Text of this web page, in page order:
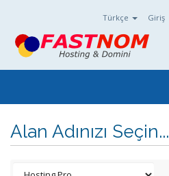
Türkçe Giriş
Alan Adınızı Seçin...